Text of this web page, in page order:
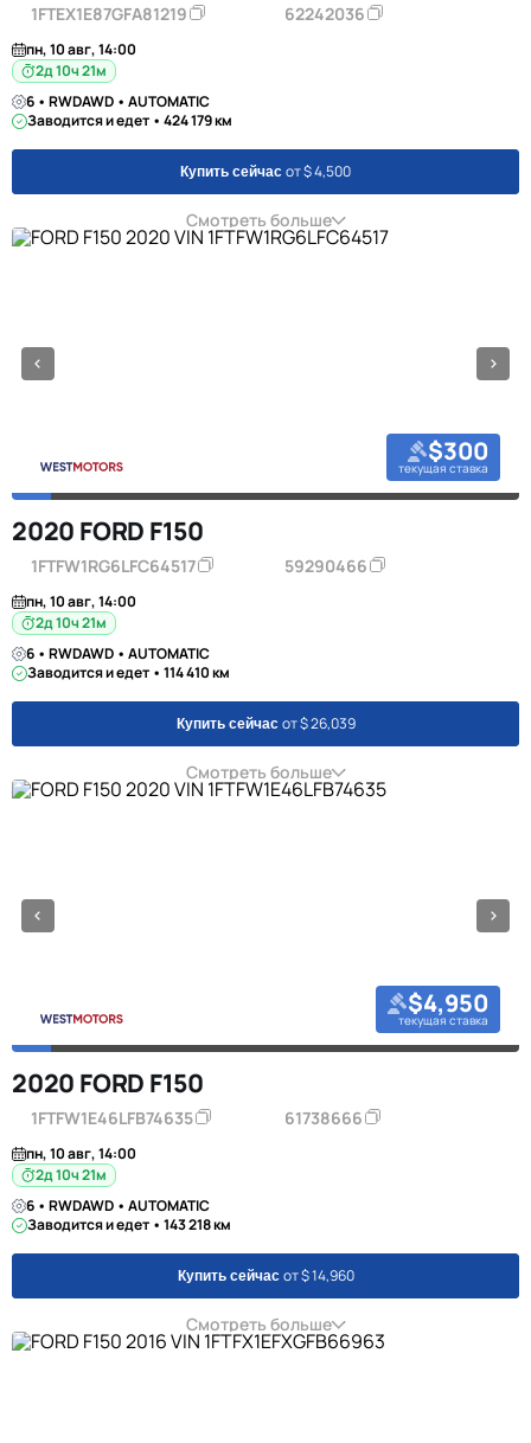
1FTEX1E87GFA81219 62242036
пн, 10 авг, 14:00
2д 10ч 21м
6 • RWDAWD • AUTOMATIC
Заводится и едет • 424 179 км
Купить сейчас от $ 4,500
Смотреть больше
$300
текущая ставка
2020 FORD F150
1FTFW1RG6LFC64517 59290466
пн, 10 авг, 14:00
2д 10ч 21м
6 • RWDAWD • AUTOMATIC
Заводится и едет • 114 410 км
Купить сейчас от $ 26,039
Смотреть больше
$4,950
текущая ставка
2020 FORD F150
1FTFW1E46LFB74635 61738666
пн, 10 авг, 14:00
2д 10ч 21м
6 • RWDAWD • AUTOMATIC
Заводится и едет • 143 218 км
Купить сейчас от $ 14,960
Смотреть больше